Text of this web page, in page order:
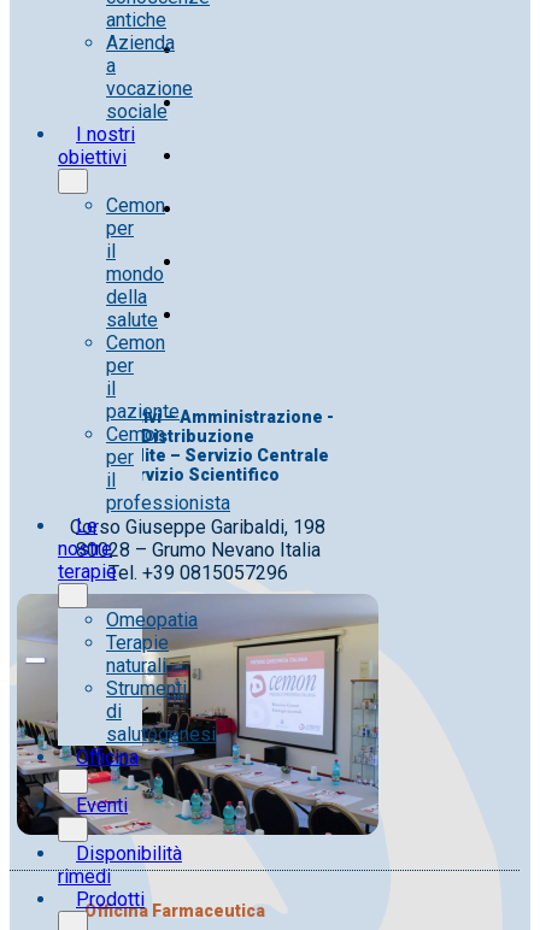
antiche
Azienda
a
vocazione
sociale
I nostri
obiettivi
Cemon
per
il
mondo
della
salute
Cemon
per
il
paziente
Cemon
per
il
professionista
Le
nostre
terapie
Omeopatia
Terapie
naturali
Strumenti
di
salutogenesi
Officina
Eventi
Disponibilità
rimedi
Prodotti
Uff. Direttivi – Amministrazione -
Distribuzione
Uff. Vendite – Servizio Centrale
Servizio Scientifico
Corso Giuseppe Garibaldi, 198
80028 – Grumo Nevano Italia
Tel. +39 0815057296
Officina Farmaceutica